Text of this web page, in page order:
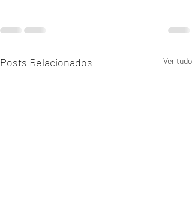
Posts Relacionados Ver tudo